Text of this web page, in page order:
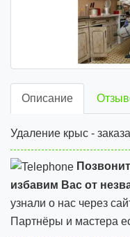
Описание
Удаление крыс -
избавим Вас от
узнали о нас через
Партнёры и мастера